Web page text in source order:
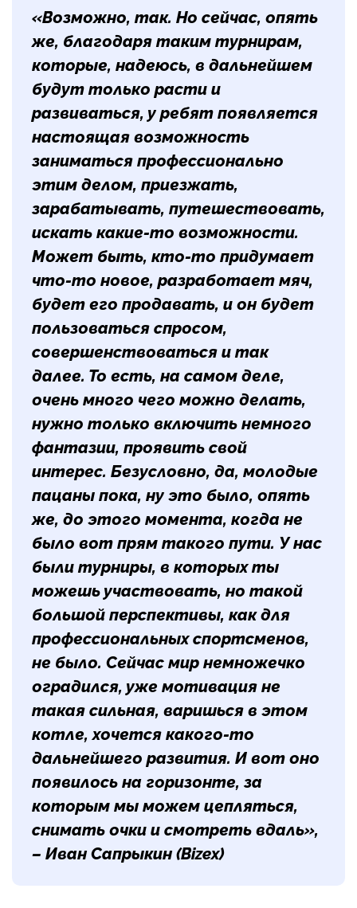
«Возможно, так. Но сейчас, опять
же, благодаря таким турнирам,
которые, надеюсь, в дальнейшем
будут только расти и
развиваться, у ребят появляется
настоящая возможность
заниматься профессионально
этим делом, приезжать,
зарабатывать, путешествовать,
искать какие-то возможности.
Может быть, кто-то придумает
что-то новое, разработает мяч,
будет его продавать, и он будет
пользоваться спросом,
совершенствоваться и так
далее. То есть, на самом деле,
очень много чего можно делать,
нужно только включить немного
фантазии, проявить свой
интерес. Безусловно, да, молодые
пацаны пока, ну это было, опять
же, до этого момента, когда не
было вот прям такого пути. У нас
были турниры, в которых ты
можешь участвовать, но такой
большой перспективы, как для
профессиональных спортсменов,
не было. Сейчас мир немножечко
оградился, уже мотивация не
такая сильная, варишься в этом
котле, хочется какого-то
дальнейшего развития. И вот оно
появилось на горизонте, за
которым мы можем цепляться,
снимать очки и смотреть вдаль»,
– Иван Сапрыкин (Bizex)